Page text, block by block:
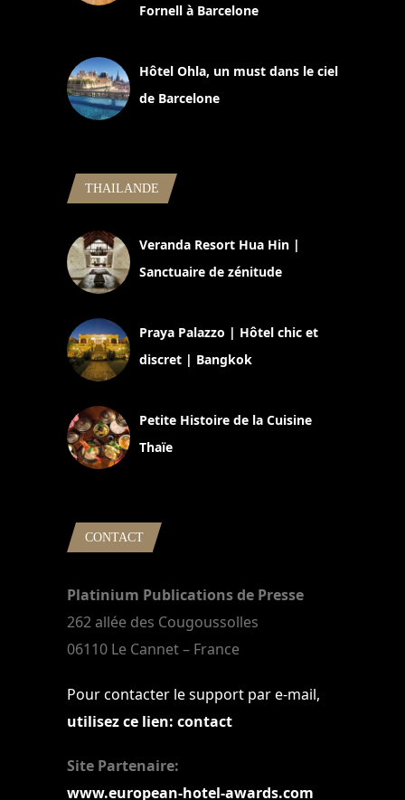
Fornell à Barcelone
Hôtel Ohla, un must dans le ciel
de Barcelone
THAILANDE
Veranda Resort Hua Hin |
Sanctuaire de zénitude
Praya Palazzo | Hôtel chic et
discret | Bangkok
Petite Histoire de la Cuisine
Thaïe
CONTACT
Platinium Publications de Presse
262 allée des Cougoussolles
06110 Le Cannet – France
Pour contacter le support par e-mail,
utilisez ce lien: contact
Site Partenaire:
www.european-hotel-awards.com